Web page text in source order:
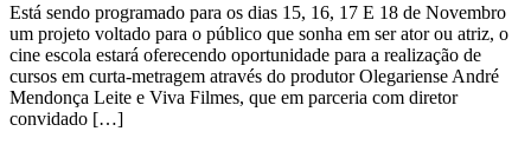
Está sendo programado para os dias 15, 16, 17 E 18 de Novembro
um projeto voltado para o público que sonha em ser ator ou atriz, o
cine escola estará oferecendo oportunidade para a realização de
cursos em curta-metragem através do produtor Olegariense André
Mendonça Leite e Viva Filmes, que em parceria com diretor
convidado […]